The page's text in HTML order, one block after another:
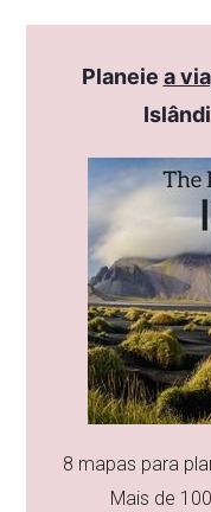
Planeie a
8 mapas para
Mais de